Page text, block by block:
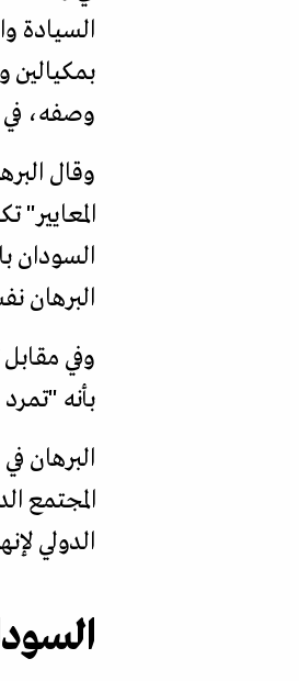
السيادة
وصفه، في
وقال
السودان
البرهان
وفي
بأنه
البرهان
المجتمع
الدولي